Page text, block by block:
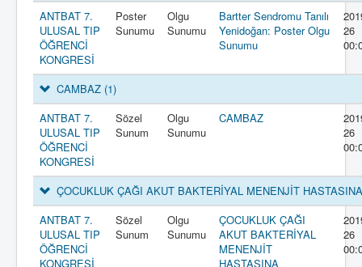
ANTBAT 7.
ULUSAL TIP
ÖĞRENCİ
KONGRESİ
Poster
Sunumu
Olgu
Sunumu
Bartter Sendromu Tanılı
Yenidoğan: Poster Olgu
Sunumu
26
CAMBAZ (1)
ANTBAT 7.
ULUSAL TIP
ÖĞRENCİ
KONGRESİ
Sözel
Sunum
Olgu
Sunumu
CAMBAZ
26
ÇOCUKLUK ÇAĞI AKUT BAKTERİYAL MENENJİT
ANTBAT 7.
ULUSAL TIP
ÖĞRENCİ
KONGRESİ
Sözel
Sunum
Olgu
Sunumu
ÇOCUKLUK ÇAĞI
AKUT BAKTERİYAL
MENENJİT
HASTASINA
26